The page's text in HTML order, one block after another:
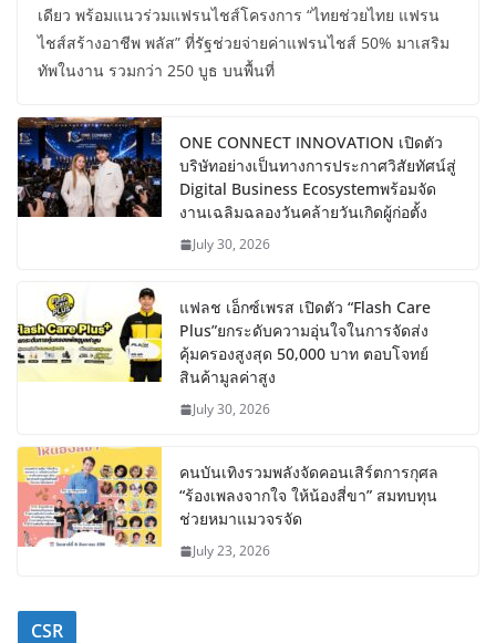
เดียว พร้อมแนวร่วมแฟรนไชส์โครงการ “ไทยช่วยไทย แฟรน
ไชส์สร้างอาชีพ พลัส” ที่รัฐช่วยจ่ายค่าแฟรนไชส์ 50% มาเสริม
ทัพในงาน รวมกว่า 250 บูธ บนพื้นที่
ONE CONNECT INNOVATION เปิดตัว
บริษัทอย่างเป็นทางการประกาศวิสัยทัศน์สู่
Digital Business Ecosystemพร้อมจัด
งานเฉลิมฉลองวันคล้ายวันเกิดผู้ก่อตั้ง
July 30, 2026
แฟลช เอ็กซ์เพรส เปิดตัว “Flash Care
Plus”ยกระดับความอุ่นใจในการจัดส่ง
คุ้มครองสูงสุด 50,000 บาท ตอบโจทย์
สินค้ามูลค่าสูง
July 30, 2026
คนบันเทิงรวมพลังจัดคอนเสิร์ตการกุศล
“ร้องเพลงจากใจ ให้น้องสี่ขา” สมทบทุน
ช่วยหมาแมวจรจัด
July 23, 2026
CSR